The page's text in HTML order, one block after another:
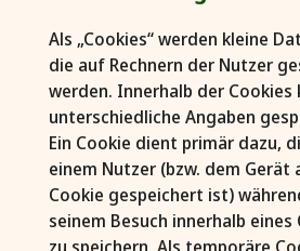
Als „Cookies“ werden kleine
die auf Rechnern der Nutzer
werden. Innerhalb der Cookies
unterschiedliche Angaben
Ein Cookie dient primär dazu,
einem Nutzer (bzw. dem Gerät
Cookie gespeichert ist)
seinem Besuch innerhalb